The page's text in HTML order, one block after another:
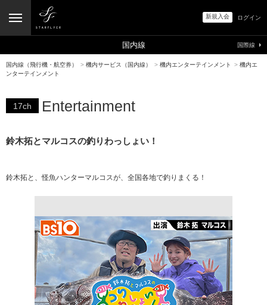
新規入会 ログイン
国内線（飛行機・航空券） > 機内サービス（国内線） > 機内エンターテインメント > 機内エ
ンターテインメント
17ch Entertainment
鈴木拓とマルコスの釣りわっしょい！
鈴木拓と、怪魚ハンターマルコスが、全国各地で釣りまくる！
国内線 国際線